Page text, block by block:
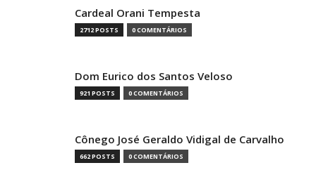
Cardeal Orani Tempesta
2712 POSTS 0 COMENTÁRIOS
Dom Eurico dos Santos Veloso
921 POSTS 0 COMENTÁRIOS
Cônego José Geraldo Vidigal de Carvalho
662 POSTS 0 COMENTÁRIOS